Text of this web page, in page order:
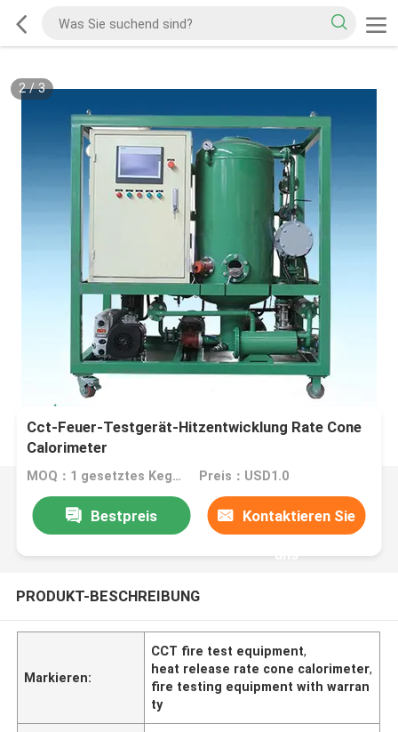
2/3
Cct-Feuer-Testgerät-Hitzentwicklung Rate Cone
Calorimeter
MOQ：1 gesetztes Kegel-Kalorimeter ASTM E1354 Preis：USD1.0
Bestpreis Kontaktieren Sie
uns
PRODUKT-BESCHREIBUNG
Markieren:
CCT fire test equipment,
heat release rate cone calorimeter,
fire testing equipment with warran
ty